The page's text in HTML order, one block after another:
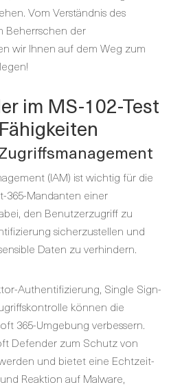
Vom Verständnis des
Beherrschen der
wir Ihnen auf dem Weg zum
im MS-102-Test
(IAM) ist wichtig für die
365-Mandanten einer
den Benutzerzugriff zu
sicherzustellen und
Daten zu verhindern.
Authentifizierung, Single Sign-
können die
365-Umgebung verbessern.
Defender zum Schutz von
und bietet eine Echtzeit-
Reaktion auf Malware,